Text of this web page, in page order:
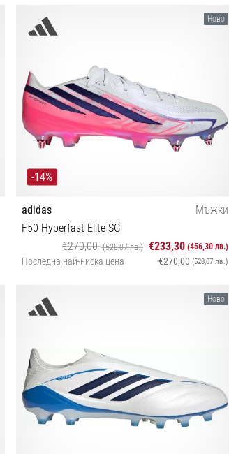
39⅓ 40 40⅔ 41⅓ 42 42⅔ 43⅓ 44 44⅔ 45⅓ 46
Ново
-14%
adidas
Мъжки
F50 Hyperfast Elite SG
€270,00(528,07 лв.) €233,30 (456,30 лв.)
Последна най-ниска цена €270,00 (528,07 лв.)
39⅓ 40 40⅔ 41⅓ 42 42⅔ 43⅓ 44 44⅔ 45⅓ 46
Ново